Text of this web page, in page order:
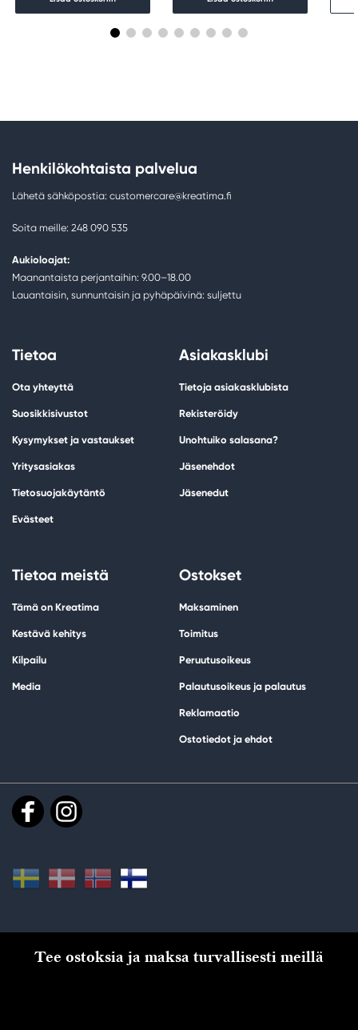
Henkilökohtaista palvelua
Lähetä sähköpostia: customercare@kreatima.fi
Soita meille: 248 090 535
Aukioloajat:
Maanantaista perjantaihin: 9.00–18.00
Lauantaisin, sunnuntaisin ja pyhäpäivinä: suljettu
Tietoa
Ota yhteyttä
Suosikkisivustot
Kysymykset ja vastaukset
Yritysasiakas
Tietosuojakäytäntö
Evästeet
Asiakasklubi
Tietoja asiakasklubista
Rekisteröidy
Unohtuiko salasana?
Jäsenehdot
Jäsenedut
Tietoa meistä
Tämä on Kreatima
Kestävä kehitys
Kilpailu
Media
Ostokset
Maksaminen
Toimitus
Peruutusoikeus
Palautusoikeus ja palautus
Reklamaatio
Ostotiedot ja ehdot
Tee ostoksia ja maksa turvallisesti meillä